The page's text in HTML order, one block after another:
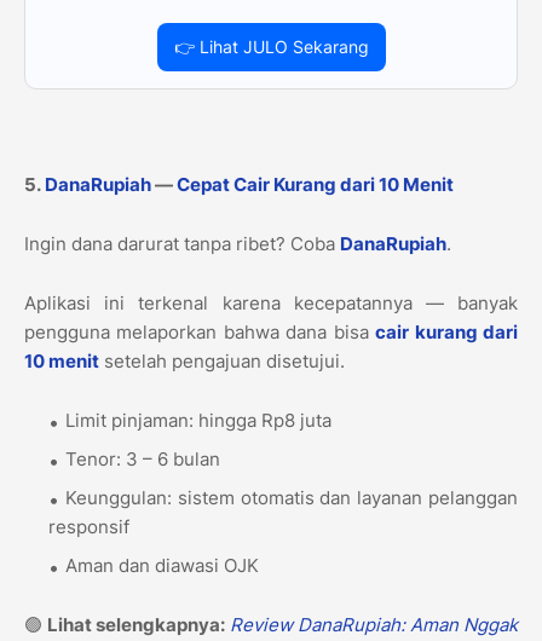
👉 Lihat JULO Sekarang
5. DanaRupiah—Cepat Cair Kurang dari 10 Menit
Ingin dana darurat tanpa ribet? Coba DanaRupiah.
Aplikasi ini terkenal karena kecepatannya — banyak
pengguna melaporkan bahwa dana bisacair kurang dari
10 menit setelah pengajuan disetujui.
Limit pinjaman: hingga Rp8 juta
Tenor: 3 – 6 bulan
Keunggulan: sistem otomatis dan layanan pelanggan
responsif
Aman dan diawasi OJK
🟢 Lihat selengkapnya: Review DanaRupiah: Aman Nggak